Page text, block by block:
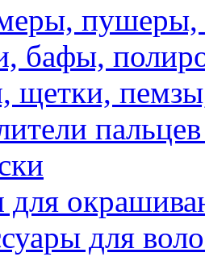
пушеры,
бафы,
щетки,
для
для